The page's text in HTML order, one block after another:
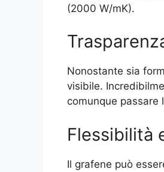
(2000 W/mK).
Nonostante sia
visibile.
comunque passare
Flessibilità
Il grafene può